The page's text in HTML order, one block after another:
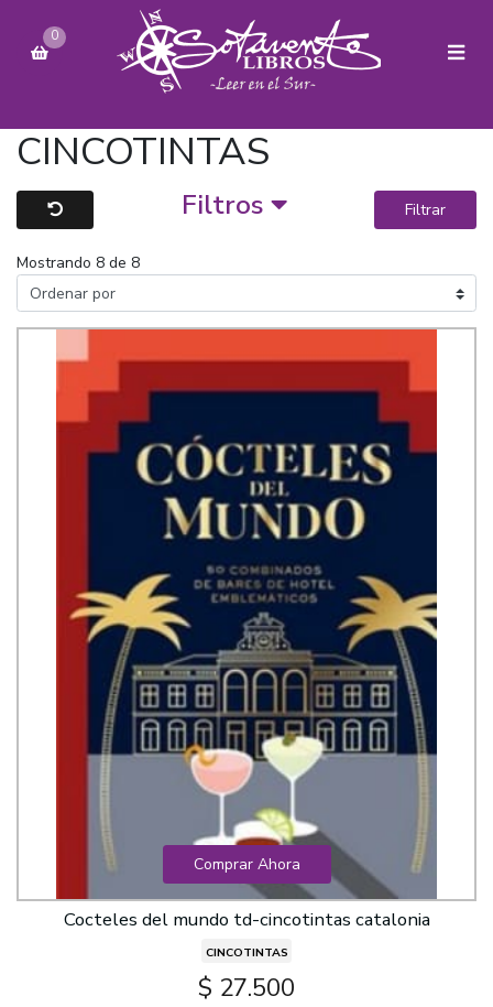
0
CINCOTINTAS
Filtros Filtrar
Mostrando 8 de 8
Comprar Ahora
Cocteles del mundo td-cincotintas catalonia
CINCOTINTAS
$ 27.500